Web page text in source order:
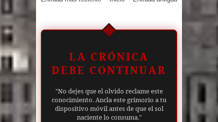
LA CRÓNICA
DEBE CONTINUAR
"No dejes que el olvido reclame este
conocimiento. Ancla este grimorio a tu
dispositivo móvil antes de que el sol
naciente lo consuma."